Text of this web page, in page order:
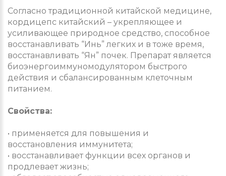
Согласно традиционной китайской медицине,
кордицепс китайский – укрепляющее и
усиливающее природное средство, способное
восстанавливать “Инь” легких и в тоже время,
восстанавливать “Ян” почек. Препарат является
биоэнергоиммуномодулятором быстрого
действия и сбалансированным клеточным
питанием.
Свойства:
• применяется для повышения и
восстановления иммунитета;
• восстанавливает функции всех органов и
продлевает жизнь;